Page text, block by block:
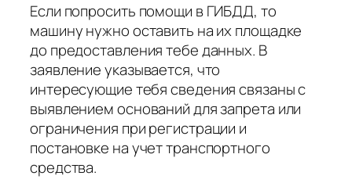
Если попросить помощи в ГИБДД, то
машину нужно оставить на их площадке
до предоставления тебе данных. В
заявление указывается, что
интересующие тебя сведения связаны с
выявлением оснований для запрета или
ограничения при регистрации и
постановке на учет транспортного
средства.